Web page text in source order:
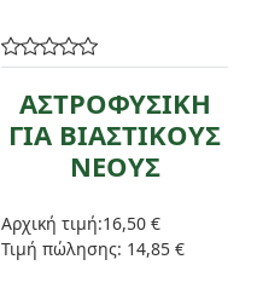
ΑΣΤΡΟΦΥΣΙΚΗ
ΓΙΑ ΒΙΑΣΤΙΚΟΥΣ
ΝΕΟΥΣ
Αρχική τιμή:16,50 €
Τιμή πώλησης: 14,85 €